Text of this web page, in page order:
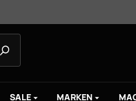
SALE MARKEN